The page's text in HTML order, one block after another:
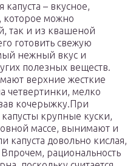
– вкусное,
которое можно
так и из квашеной
готовить свежую
нежный вкус и
полезных веществ.
верхние жесткие
четвертинки, мелко
кочерыжку.При
крупные куски,
массе, вынимают и
капуста довольно кислая,
рациональность